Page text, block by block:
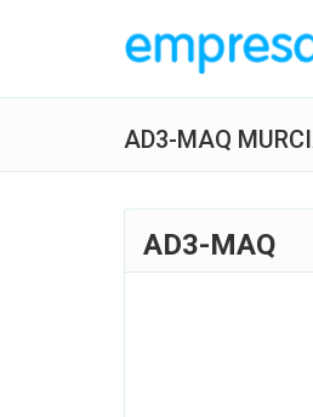
AD3-MAQ
AD3-MAQ